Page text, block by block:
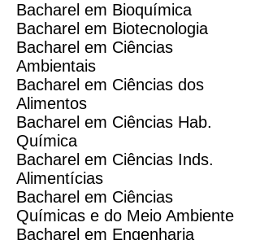
Bacharel em Bioquímica
Bacharel em Biotecnologia
Bacharel em Ciências
Ambientais
Bacharel em Ciências dos
Alimentos
Bacharel em Ciências Hab.
Química
Bacharel em Ciências Inds.
Alimentícias
Bacharel em Ciências
Químicas e do Meio Ambiente
Bacharel em Engenharia